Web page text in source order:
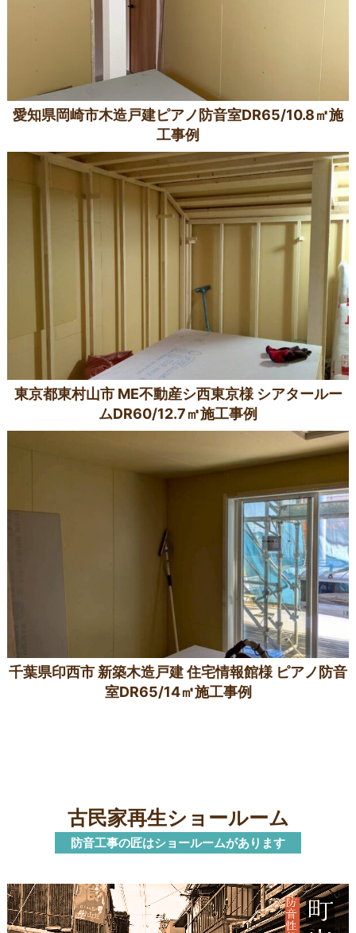
愛知県岡崎市木造戸建ピアノ防音室DR65/10.8㎡施
工事例
東京都東村山市 ME不動産シ西東京様 シアタールー
ムDR60/12.7㎡施工事例
千葉県印西市 新築木造戸建 住宅情報館様 ピアノ防音
室DR65/14㎡施工事例
古民家再生ショールーム
防音工事の匠はショールームがあります